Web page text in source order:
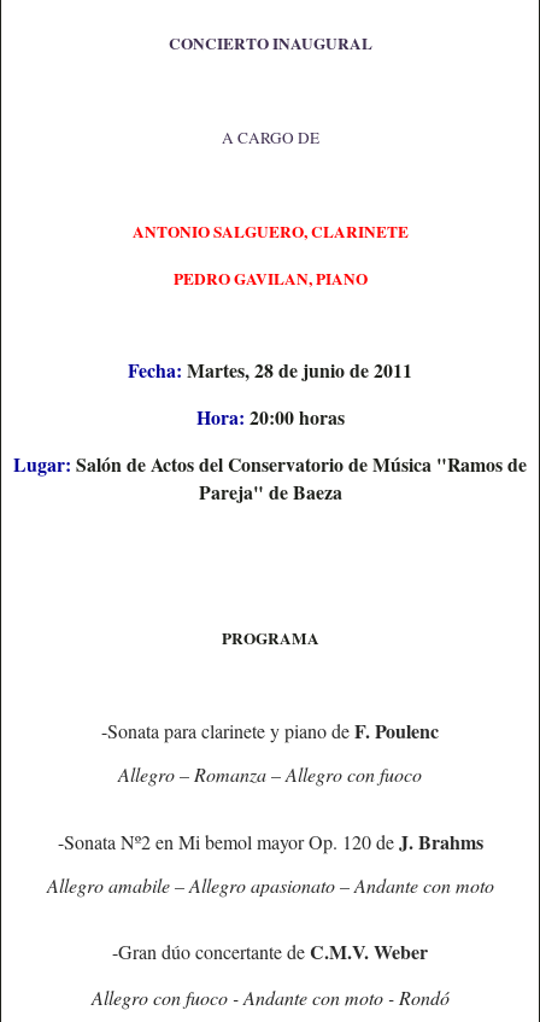
CONCIERTO INAUGURAL
A CARGO DE
ANTONIO SALGUERO, CLARINETE
PEDRO GAVILAN, PIANO
Fecha: Martes, 28 de junio de 2011
Hora: 20:00 horas
Lugar: Salón de Actos del Conservatorio de Música "Ramos de
Pareja" de Baeza
PROGRAMA
-Sonata para clarinete y piano deF. Poulenc
Allegro – Romanza – Allegro con fuoco
-Sonata Nº2 en Mi bemol mayor Op. 120 deJ. Brahms
Allegro amabile – Allegro apasionato – Andante con moto
-Gran dúo concertante deC.M.V. Weber
Allegro con fuoco - Andante con moto - Rondó